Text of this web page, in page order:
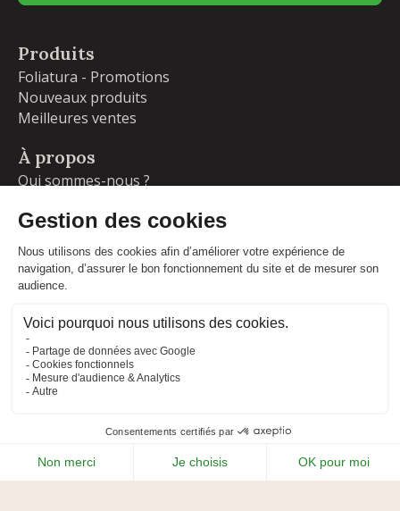
Produits
Foliatura - Promotions
Nouveaux produits
Meilleures ventes
À propos
Qui sommes-nous ?
Livraisons et retours
Blog
Votre compte
Commandes
Adresses
CONDITIONS GÉNÉRALES DE VENTE
POLITIQUE DE CONFIDENTIALITÉ
PLAN DU SITE